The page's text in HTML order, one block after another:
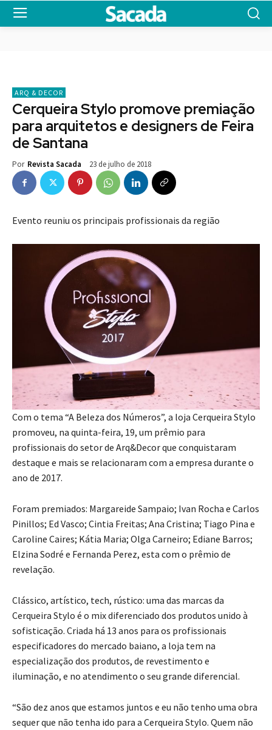
ARQ & DECOR
Cerqueira Stylo promove premiação
para arquitetos e designers de Feira
de Santana
Por Revista Sacada 23 de julho de 2018
Evento reuniu os principais profissionais da região
Com o tema “A Beleza dos Números”, a loja Cerqueira Stylo
promoveu, na quinta-feira, 19, um prêmio para
profissionais do setor de Arq&Decor que conquistaram
destaque e mais se relacionaram com a empresa durante o
ano de 2017.
Foram premiados: Margareide Sampaio; Ivan Rocha e Carlos
Pinillos; Ed Vasco; Cintia Freitas; Ana Cristina; Tiago Pina e
Caroline Caires; Kátia Maria; Olga Carneiro; Ediane Barros;
Elzina Sodré e Fernanda Perez, esta com o prêmio de
revelação.
Clássico, artístico, tech, rústico: uma das marcas da
Cerqueira Stylo é o mix diferenciado dos produtos unido à
sofisticação. Criada há 13 anos para os profissionais
especificadores do mercado baiano, a loja tem na
especialização dos produtos, de revestimento e
iluminação, e no atendimento o seu grande diferencial.
“São dez anos que estamos juntos e eu não tenho uma obra
sequer que não tenha ido para a Cerqueira Stylo. Quem não